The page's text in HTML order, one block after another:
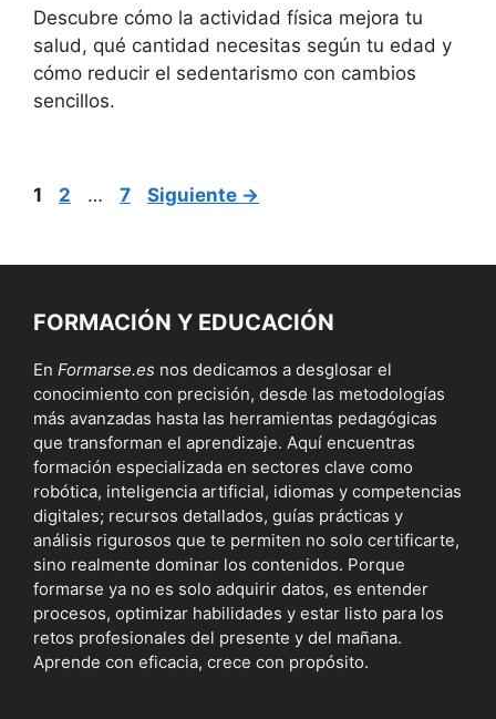
Descubre cómo la actividad física mejora tu
salud, qué cantidad necesitas según tu edad y
cómo reducir el sedentarismo con cambios
sencillos.
Página
1 Página
2 … Página
7 Siguiente →
FORMACIÓN Y EDUCACIÓN
En Formarse.es nos dedicamos a desglosar el
conocimiento con precisión, desde las metodologías
más avanzadas hasta las herramientas pedagógicas
que transforman el aprendizaje. Aquí encuentras
formación especializada en sectores clave como
robótica, inteligencia artificial, idiomas y competencias
digitales; recursos detallados, guías prácticas y
análisis rigurosos que te permiten no solo certificarte,
sino realmente dominar los contenidos. Porque
formarse ya no es solo adquirir datos, es entender
procesos, optimizar habilidades y estar listo para los
retos profesionales del presente y del mañana.
Aprende con eficacia, crece con propósito.